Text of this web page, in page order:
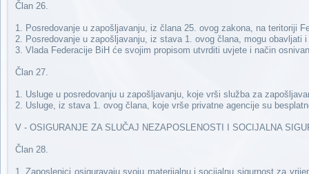
Član 26.
1. Posredovanje u zapošljavanju, iz člana 25. ovog zakona, na teritoriji
2. Posredovanje u zapošljavanju, iz stava 1. ovog člana, mogu
3. Vlada Federacije BiH će svojim propisom utvrditi uvjete i način
Član 27.
1. Usluge u posredovanju u zapošljavanju, koje vrši služba za
2. Usluge, iz stava 1. ovog člana, koje vrše privatne agencije su
V - OSIGURANJE ZA SLUČAJ NEZAPOSLENOSTI I SOCIJALNA
Član 28.
1. Zaposlenici osiguravaju svoju materijalnu i socijalnu sigurnost za